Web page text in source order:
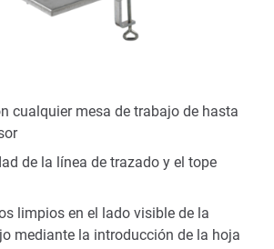
cualquier mesa de trabajo de hasta
de la línea de trazado y el tope
limpios en el lado visible de la
mediante la introducción de la hoja